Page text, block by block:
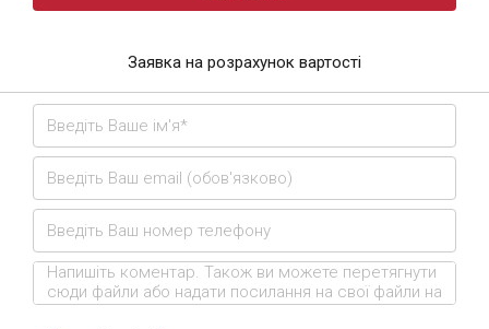
Заявка на розрахунок вартості